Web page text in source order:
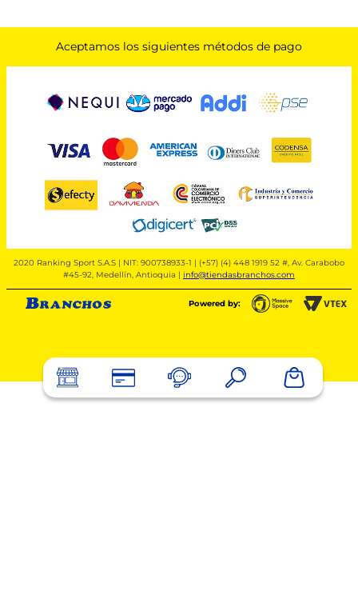
Aceptamos los siguientes métodos de pago
2020 Ranking Sport S.A.S | NIT: 900738933-1 | (+57) (4) 448 1919 52 #, Av. Carabobo
#45-92, Medellín, Antioquia | info@tiendasbranchos.com
Powered by: